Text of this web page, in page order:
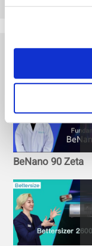
Other
BeNano 90 Zeta